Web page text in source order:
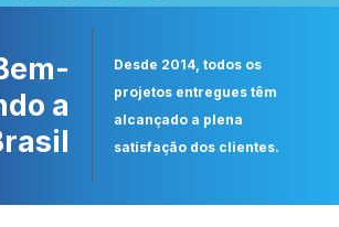
a
Desde 2014, todos os
projetos entregues têm
alcançado a plena
satisfação dos clientes.